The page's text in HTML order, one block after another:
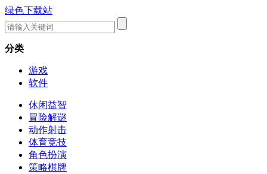
绿色下载站
分类
游戏
软件
休闲益智
冒险解谜
动作射击
体育竞技
角色扮演
策略棋牌